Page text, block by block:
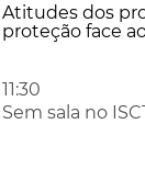
Atitudes dos
proteção face
11:30
Sem sala no